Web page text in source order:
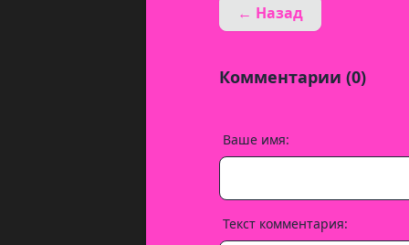
← Назад
Комментарии (0)
Ваше имя:
Текст комментария: